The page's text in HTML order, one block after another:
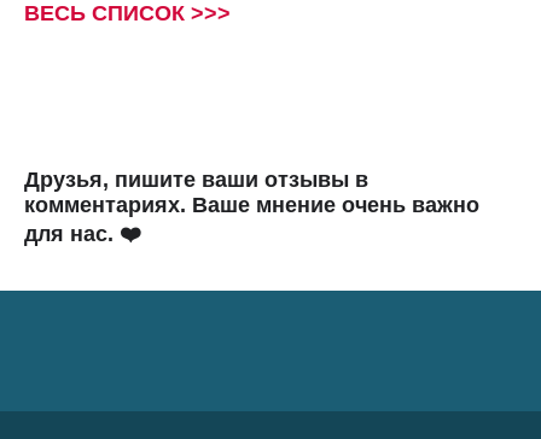
ВЕСЬ СПИСОК >>>
Друзья, пишите ваши отзывы в
комментариях. Ваше мнение очень важно
для нас. ❤️